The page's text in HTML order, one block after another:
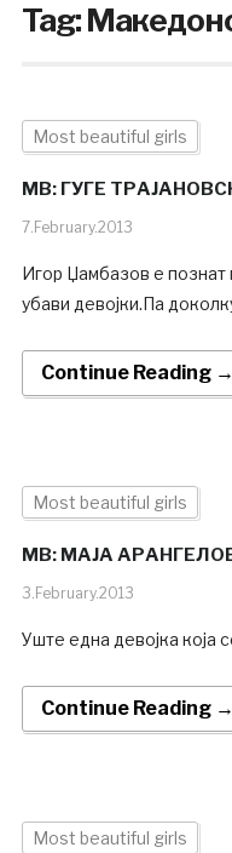
Tag:
Most beautiful girls
MB: ГУГЕ
7.February.2013
Игор Џамбазов е
убави девојки.Па
Continue Reading →
Most beautiful girls
MB: МАЈА
3.February.2013
Уште една девојка која
Continue Reading →
Most beautiful girls